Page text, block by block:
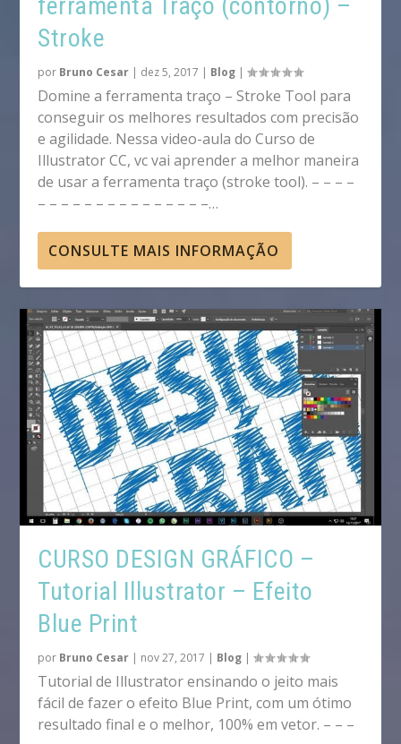
Stroke
por Bruno Cesar | dez 5, 2017 | Blog |
Domine a ferramenta traço – Stroke Tool para
conseguir os melhores resultados com precisão
e agilidade. Nessa video-aula do Curso de
Illustrator CC, vc vai aprender a melhor maneira
de usar a ferramenta traço (stroke tool). – – – –
– – – – – – – – – – – – – – –…
CONSULTE MAIS INFORMAÇÃO
CURSO DESIGN GRÁFICO –
Tutorial Illustrator – Efeito
Blue Print
por Bruno Cesar | nov 27, 2017 | Blog |
Tutorial de Illustrator ensinando o jeito mais
fácil de fazer o efeito Blue Print, com um ótimo
resultado final e o melhor, 100% em vetor. – – –